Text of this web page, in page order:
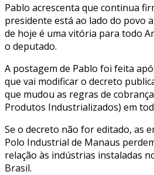
Pablo acrescenta que continua
presidente está ao lado do povo
de hoje é uma vitória para todo
o deputado.
A postagem de Pablo foi feita
que vai modificar o decreto
que mudou as regras de
Produtos Industrializados) em
Se o decreto não for editado, as
Polo Industrial de Manaus
relação às indústrias instaladas
Brasil.